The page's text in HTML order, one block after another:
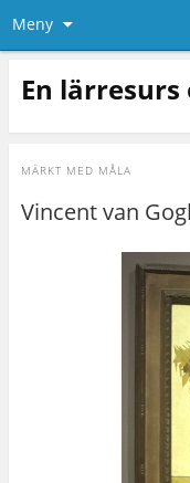
Meny
En lärresurs
MÄRKT MED MÅLA
Vincent van